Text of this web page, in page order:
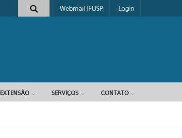
Webmail IFUSP Login
EXTENSÃO SERVIÇOS CONTATO